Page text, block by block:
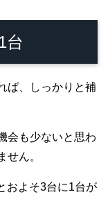
台
ば、しっかりと補
会も少ないと思わ
せん。
およそ3台に1台が